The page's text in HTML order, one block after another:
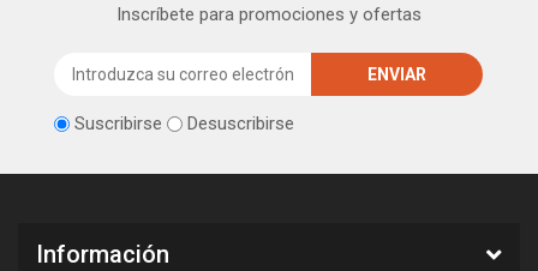
Inscríbete para promociones y ofertas
Suscribirse Desuscribirse
Información